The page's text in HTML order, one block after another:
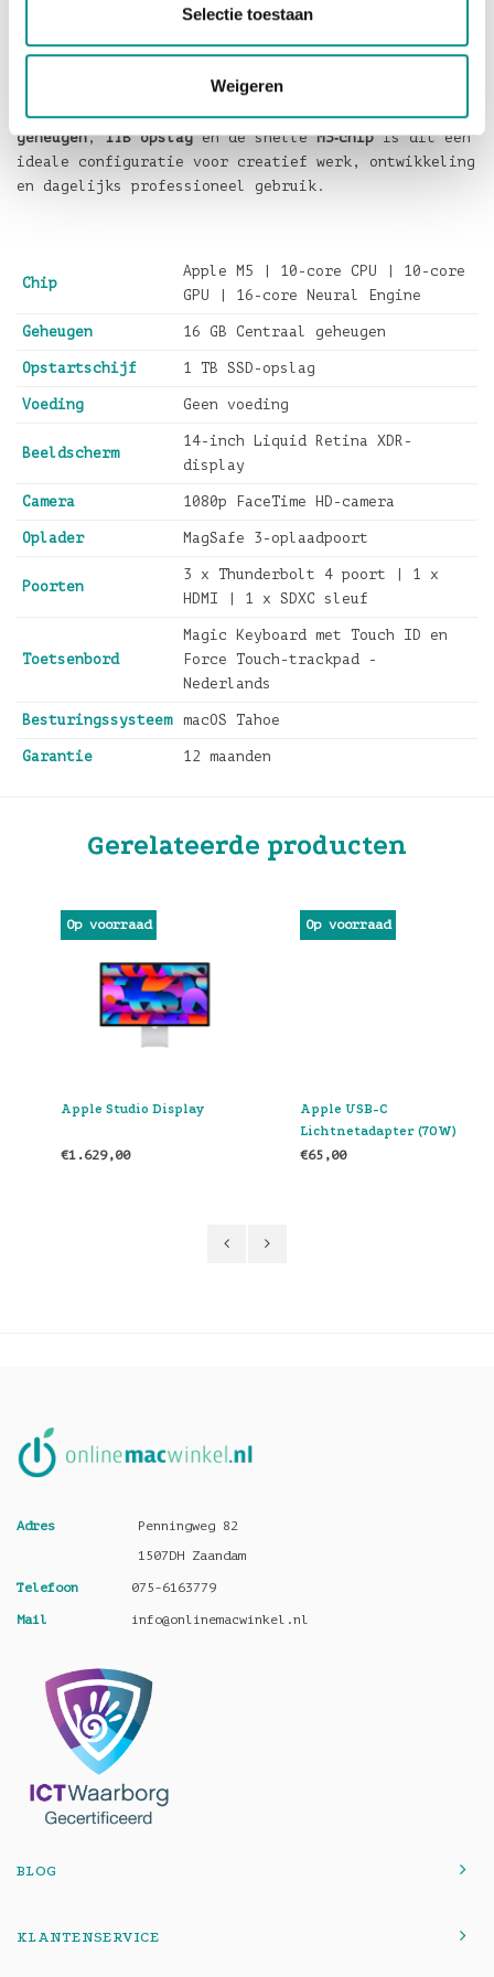
Selectie toestaan
Weigeren
uitstekende keuze voor professionals die krachtige
prestaties zoeken in een draagbaar formaat. Met16GB
geheugen,1TB opslagen de snelleM5‑chipis dit een
ideale configuratie voor creatief werk, ontwikkeling
en dagelijks professioneel gebruik.
Chip
Apple M5 | 10-core CPU | 10-core
GPU | 16-core Neural Engine
Geheugen 16 GB Centraal geheugen
Opstartschijf 1 TB SSD-opslag
Voeding Geen voeding
Beeldscherm
14-inch Liquid Retina XDR-
display
Camera 1080p FaceTime HD-camera
Oplader MagSafe 3-oplaadpoort
Poorten
3 x Thunderbolt 4 poort | 1 x
HDMI | 1 x SDXC sleuf
Toetsenbord
Magic Keyboard met Touch ID en
Force Touch-trackpad -
Nederlands
Besturingssysteem macOS Tahoe
Garantie 12 maanden
Gerelateerde producten
Op voorraad
Apple Studio Display
€1.629,00
Op voorraad
Apple USB-C
Lichtnetadapter (70W)
€65,00
Adres
Penningweg 82
1507DH Zaandam
Telefoon 075-6163779
Mail info@onlinemacwinkel.nl
BLOG
KLANTENSERVICE